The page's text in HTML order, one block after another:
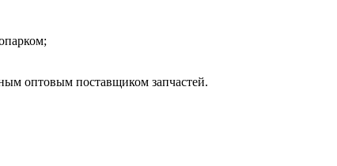
оптовым поставщиком запчастей.